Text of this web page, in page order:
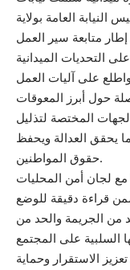
العامة بولاية
متابعة سير العمل
على آليات العمل
حول أبرز المعوقات
المختصة لتذليل
يحقق العدالة ويحفظ
حقوق المواطنين.
لجان أمن المحليات
قراءة دقيقة للوضع
من الجريمة والحد من
الاستقرار وحماية